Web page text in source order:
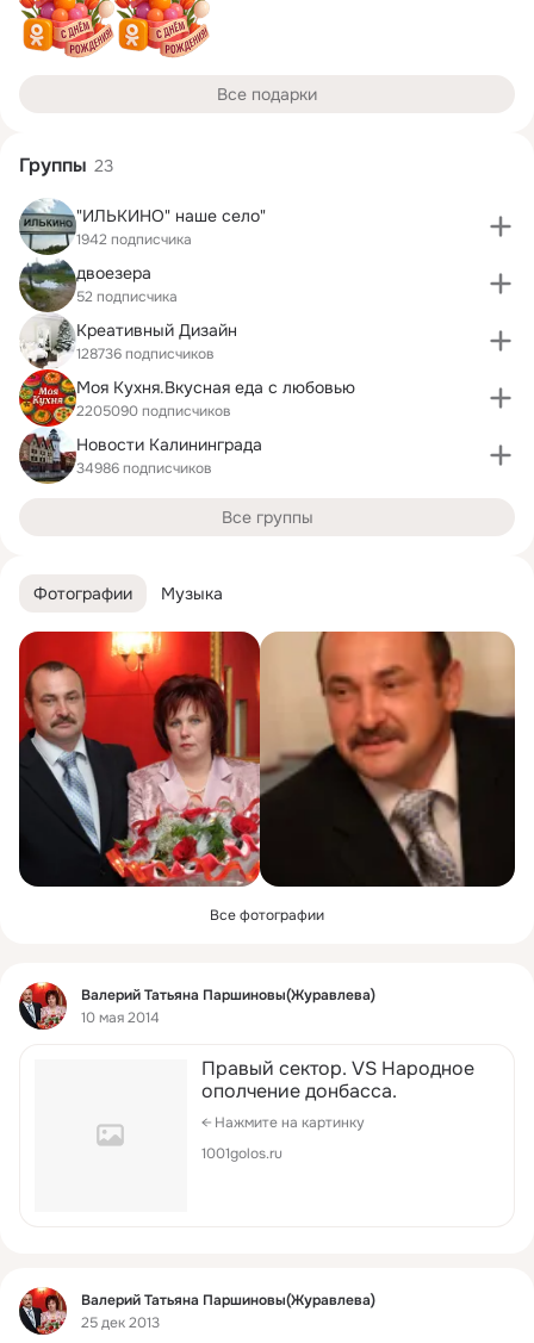
Фотографии Музыка
Все фотографии
Фид
Валерий Татьяна Паршиновы(Журавлева)
10 мая 2014
Правый сектор. VS Народное
ополчение донбасса.
← Нажмите на картинку
1001golos.ru
Фид
Валерий Татьяна Паршиновы(Журавлева)
25 дек 2013
Все подарки
Группы 23
"ИЛЬКИНО" наше село"
1942 подписчика
двоезера
52 подписчика
Креативный Дизайн
128736 подписчиков
Моя Кухня.Bкусная еда с любовью
2205090 подписчиков
Новости Калининграда
34986 подписчиков
Все группы